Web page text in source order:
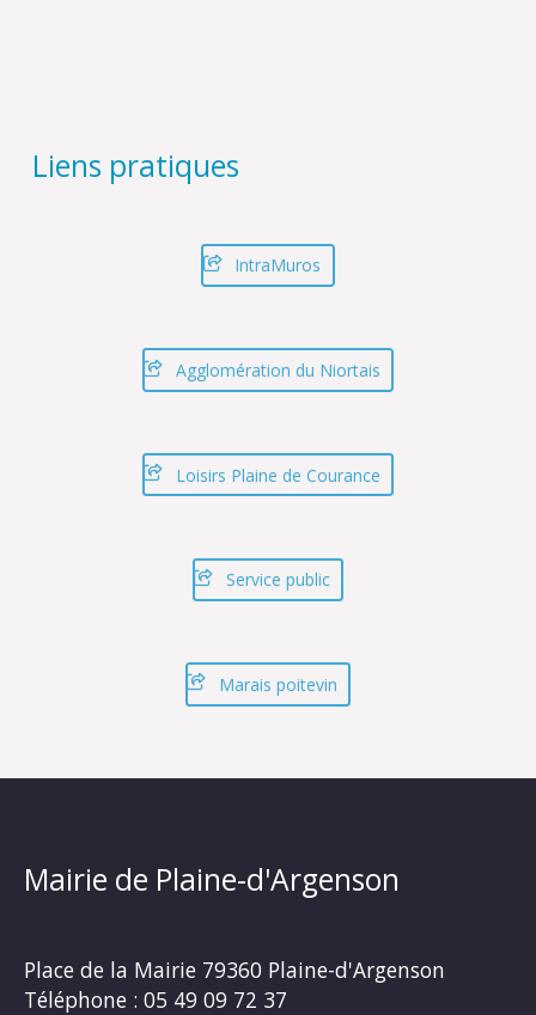
Liens pratiques
IntraMuros
Agglomération du Niortais
Loisirs Plaine de Courance
Service public
Marais poitevin
Mairie de Plaine-d'Argenson
Place de la Mairie 79360 Plaine-d'Argenson
Téléphone : 05 49 09 72 37